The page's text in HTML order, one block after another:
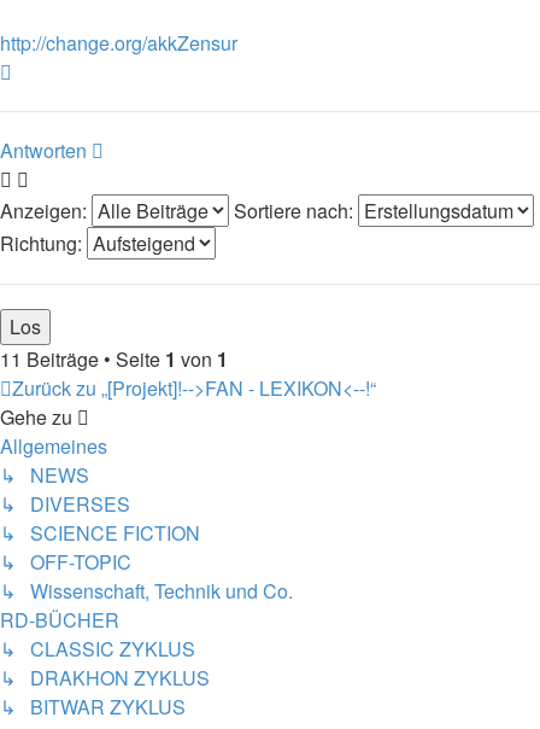
http://change.org/akkZensur
Antworten
Anzeigen:
Sortiere nach:
Richtung:
11 Beiträge • Seite 1 von 1
Zurück zu „[Projekt]!-->FAN - LEXIKON<--!“
Gehe zu
Allgemeines
↳ NEWS
↳ DIVERSES
↳ SCIENCE FICTION
↳ OFF-TOPIC
↳ Wissenschaft, Technik und Co.
RD-BÜCHER
↳ CLASSIC ZYKLUS
↳ DRAKHON ZYKLUS
↳ BITWAR ZYKLUS